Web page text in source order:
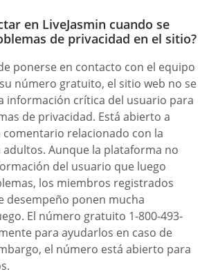
en LiveJasmin cuando se
de privacidad en el sitio?
ponerse en contacto con el equipo
número gratuito, el sitio web no se
información crítica del usuario para
de privacidad. Está abierto a
relacionado con la
adultos. Aunque la plataforma no
del usuario que luego
los miembros registrados
desempeño ponen mucha
El número gratuito 1-800-493-
para ayudarlos en caso de
el número está abierto para